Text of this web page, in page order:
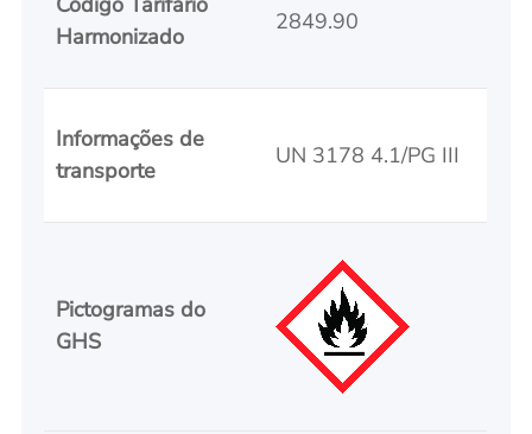
Harmonizado
2849.90
Informações de
transporte
UN 3178 4.1/PG III
Pictogramas do
GHS